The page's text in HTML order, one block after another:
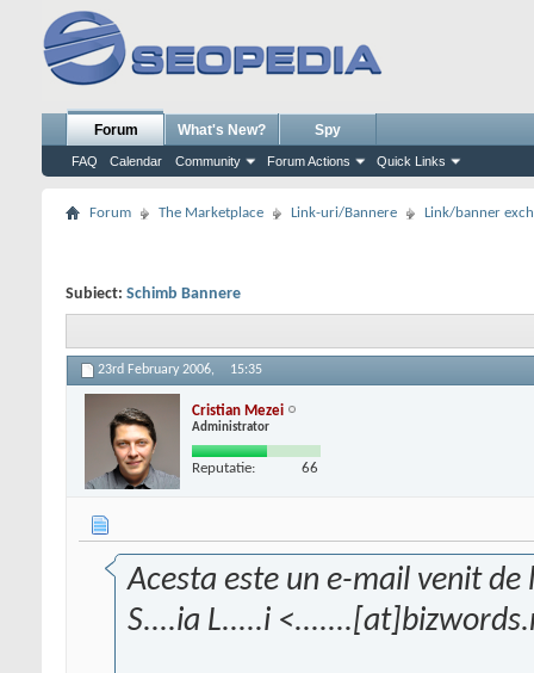
Forum
FAQ Calendar Community Forum Actions Quick Links
What's New? Spy
Forum The Marketplace Link-uri/Bannere Link/banner
Subiect: Schimb Bannere
23rd February 2006, 15:35
Cristian Mezei
Administrator
Reputatie: 66
Acesta este un e-mail venit
S....ia L.....i